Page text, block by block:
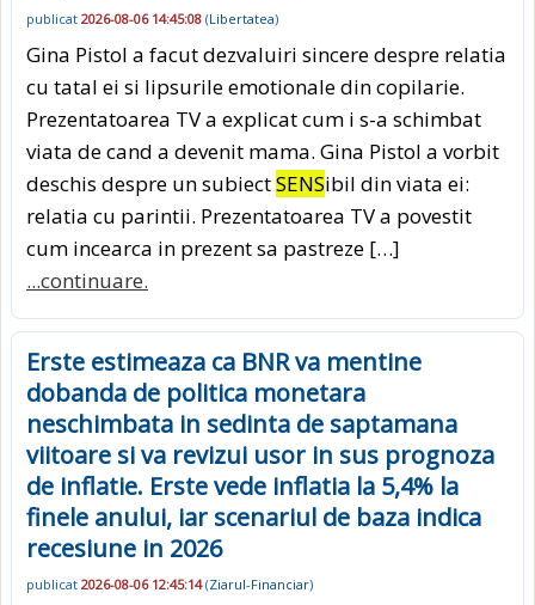
publicat 2026-08-06 14:45:08 (Libertatea)
Gina Pistol a facut dezvaluiri sincere despre relatia
cu tatal ei si lipsurile emotionale din copilarie.
Prezentatoarea TV a explicat cum i s-a schimbat
viata de cand a devenit mama. Gina Pistol a vorbit
deschis despre un subiectSENSibil din viata ei:
relatia cu parintii. Prezentatoarea TV a povestit
cum incearca in prezent sa pastreze […]
...continuare.
Erste estimeaza ca BNR va mentine
dobanda de politica monetara
neschimbata in sedinta de saptamana
viitoare si va revizui usor in sus prognoza
de inflatie. Erste vede inflatia la 5,4% la
finele anului, iar scenariul de baza indica
recesiune in 2026
publicat 2026-08-06 12:45:14(Ziarul-Financiar)